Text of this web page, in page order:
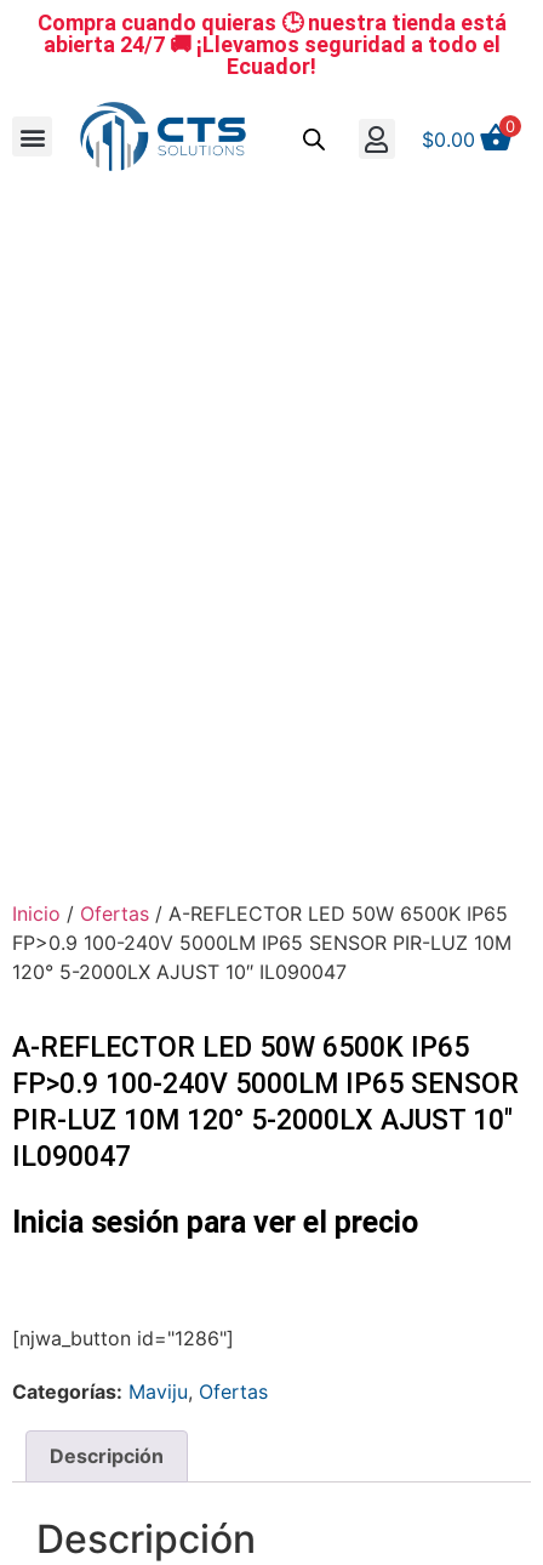
Compra cuando quieras 🕒 nuestra tienda está
abierta 24/7 🚚 ¡Llevamos seguridad a todo el
Ecuador!
$0.00
0
Inicio / Ofertas / A-REFLECTOR LED 50W 6500K IP65
FP>0.9 100-240V 5000LM IP65 SENSOR PIR-LUZ 10M
120° 5-2000LX AJUST 10″ IL090047
A-REFLECTOR LED 50W 6500K IP65
FP>0.9 100-240V 5000LM IP65 SENSOR
PIR-LUZ 10M 120° 5-2000LX AJUST 10″
IL090047
Inicia sesión para ver el precio
[njwa_button id="1286"]
Categorías: Maviju, Ofertas
Descripción
Descripción